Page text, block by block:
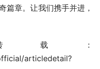
篇章。让我们携手并进，
载：
articledetail?